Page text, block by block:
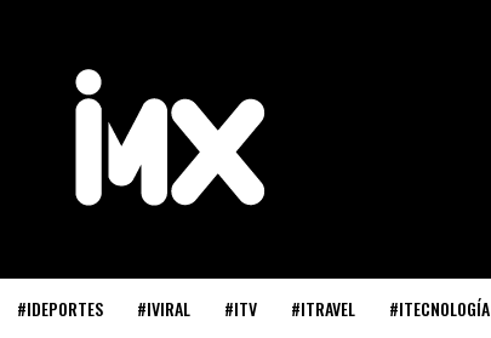
#IDEPORTES #IVIRAL #ITV #ITRAVEL #ITECNOLOGÍA